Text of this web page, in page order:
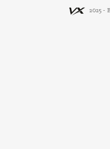
2025 -